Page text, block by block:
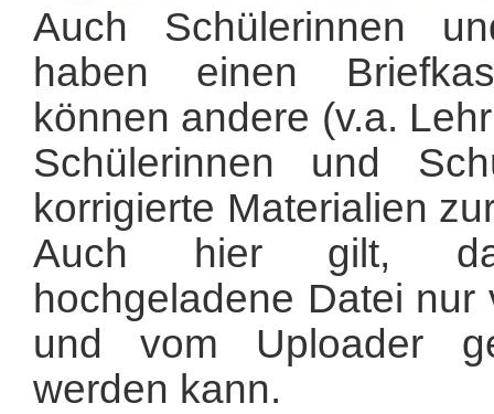
Auch Schülerinnen
haben einen
können andere (v.a.
Schülerinnen und
korrigierte Materialien
Auch hier gilt,
hochgeladene Datei
und vom Uploader
werden kann.